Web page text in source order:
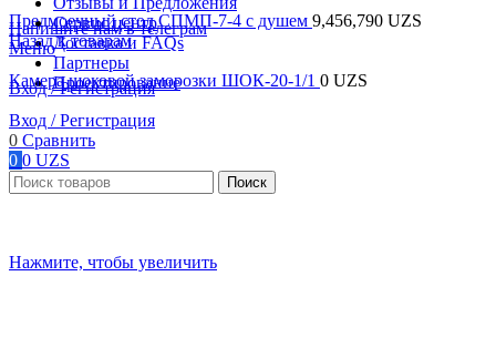
Напишите нам в телеграм
Меню
Вход / Регистрация
Сервис центр
Доставка и FAQs
Партнеры
Проектирование
Вход / Регистрация
0 Сравнить
0 0 UZS
Поиск
Предмоечный стол СПМП-7-4 с душем 9,456,790 UZS
Назад к товарам
Камера шоковой заморозки ШОК-20-1/1 0 UZS
Нажмите, чтобы увеличить